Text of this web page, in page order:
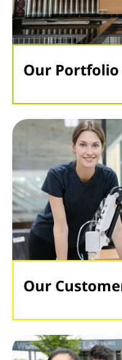
Our Portfolio
Our